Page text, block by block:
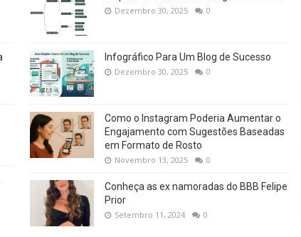
Dezembro 30, 2025 0
Infográfico Para Um Blog de Sucesso
Dezembro 30, 2025 0
Como o Instagram Poderia Aumentar o
Engajamento com Sugestões Baseadas
em Formato de Rosto
Novembro 13, 2025 0
Conheça as ex namoradas do BBB Felipe
Prior
Setembro 11, 2024 0